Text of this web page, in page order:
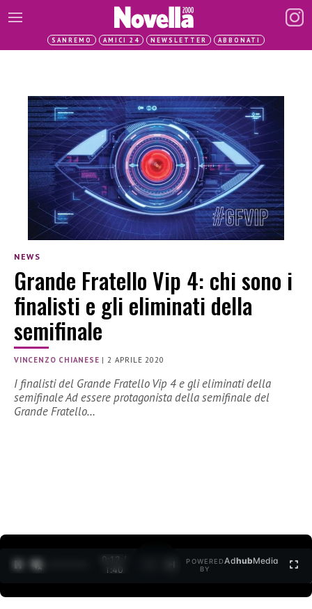
SANREMO AMICI 24 NEWSLETTER ABBONATI
NEWS
Grande Fratello Vip 4: chi sono i
finalisti e gli eliminati della
semifinale
VINCENZO CHIANESE |2 APRILE 2020
I finalisti del Grande Fratello Vip 4 e gli eliminati della
semifinale Ad essere protagonista della semifinale del
Grande Fratello…
0:12 /
1:40
POWERED
BY
AdhubMedia